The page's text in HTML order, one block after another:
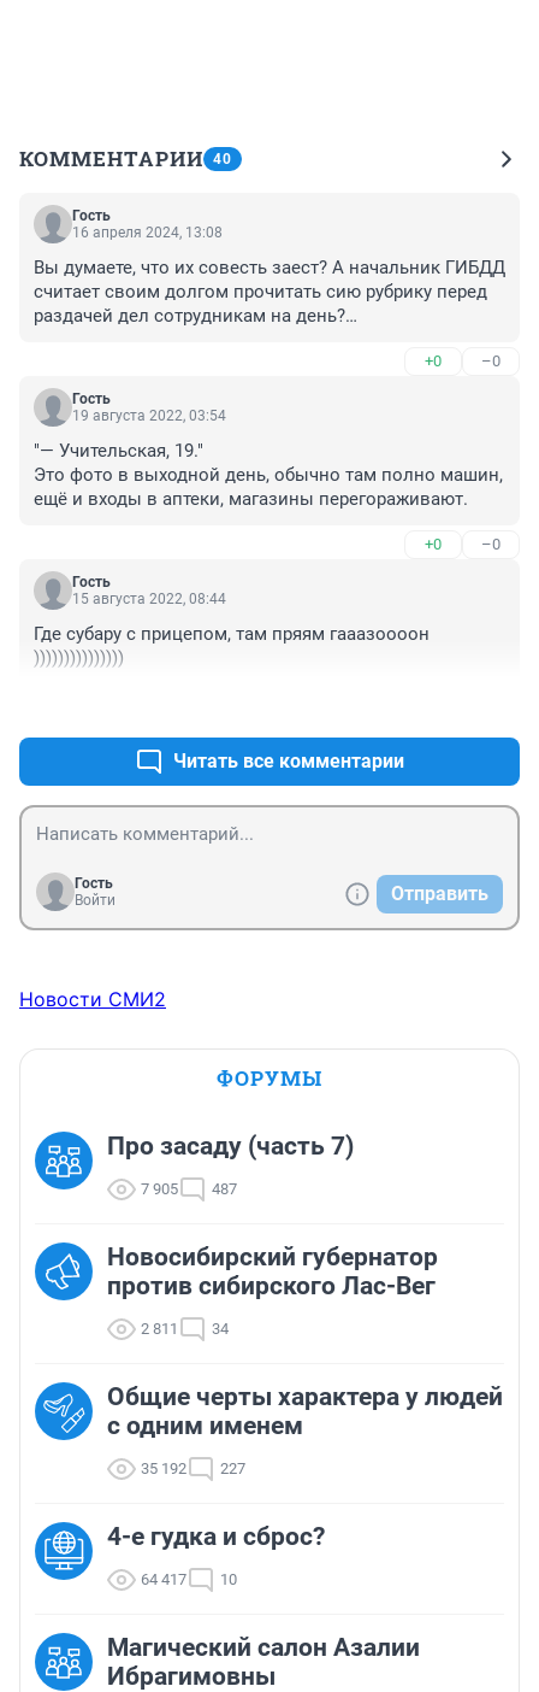
КОММЕНТАРИИ 40
Гость
16 апреля 2024, 13:08
Вы думаете, что их совесть заест? А начальник ГИБДД
считает своим долгом прочитать сию рубрику перед
раздачей дел сотрудникам на день?
Меня можно было бы закидать тапком, но как раз я
выиграла бои за пешеходную дорожку и придомовую
территорию. Через ГИБДД. Потратив на пробивание
Настолько возмутило? Так сделайте так,чтобы это не
повторялось!
+0 –0
Гость
19 августа 2022, 03:54
"— Учительская, 19."
Это фото в выходной день, обычно там полно машин,
ещё и входы в аптеки, магазины перегораживают.
+0 –0
Гость
15 августа 2022, 08:44
Где субару с прицепом, там пряям гааазоооон
)))))))))))))))
Читать все комментарии
Гость
Войти
Отправить
Новости СМИ2
ФОРУМЫ
Про засаду (часть 7)
7 905 487
Новосибирский губернатор
против сибирского Лас-Вег
2 811 34
Общие черты характера у людей
с одним именем
35 192 227
4-е гудка и сброс?
64 417 10
Магический салон Азалии
Ибрагимовны